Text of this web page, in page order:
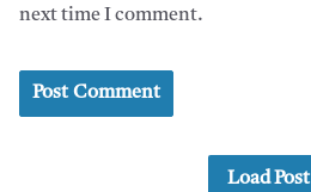
next time I comment.
Load Post